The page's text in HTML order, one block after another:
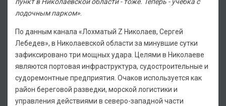
пункт в Николаевской области - тоже. Теперь - учебка с
лодочным парком».
По данным канала «Лохматый Z Николаев, Сергей
Лебедев», в Николаевской области за минувшие сутки
зафиксировано три мощных удара. Целями в Николаеве
являются портовая инфраструктура, судостроительные и
судоремонтные предприятия. Очаков используется как
район береговой разведки, морской логистики и
управления действиями в северо-западной части